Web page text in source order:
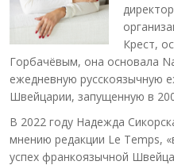
Крест,
Горбачёвым, она основала
ежедневную русскоязычную
Швейцарии, запущенную в
В 2022 году Надежда
мнению редакции Le Temps,
успех франкоязычной